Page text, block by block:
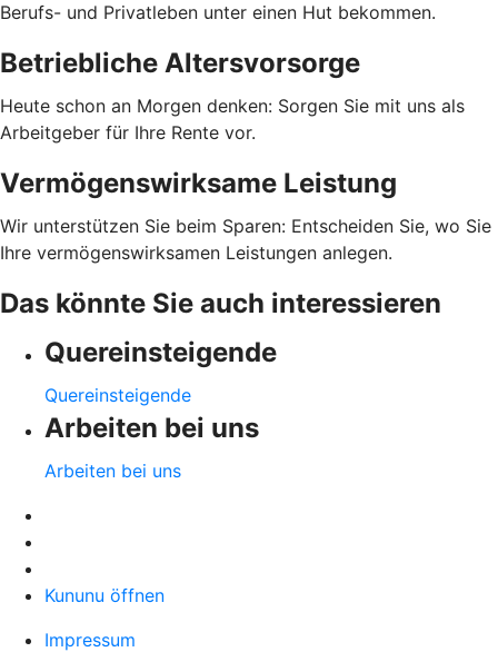
Berufs- und Privatleben unter einen Hut bekommen.
Betriebliche Altersvorsorge
Heute schon an Morgen denken: Sorgen Sie mit uns als
Arbeitgeber für Ihre Rente vor.
Vermögenswirksame Leistung
Wir unterstützen Sie beim Sparen: Entscheiden Sie, wo Sie
Ihre vermögenswirksamen Leistungen anlegen.
Das könnte Sie auch interessieren
Quereinsteigende
Quereinsteigende
Arbeiten bei uns
Arbeiten bei uns
Kununu öffnen
Impressum